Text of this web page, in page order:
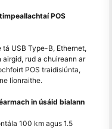
POS
USB Type-B, Ethernet,
rud a chuireann ar
POS traidisiúnta,
líonraithe.
in úsáid bialann
100 km agus 1.5